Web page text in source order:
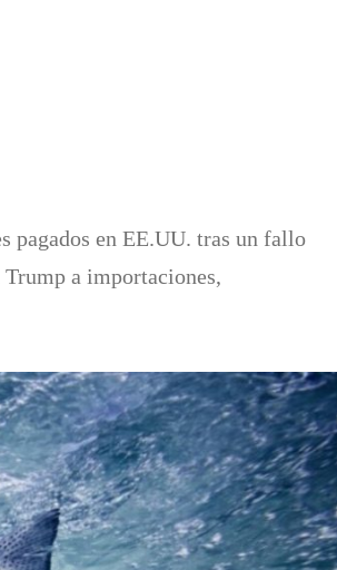
pagados en EE.UU. tras un fallo
a importaciones,